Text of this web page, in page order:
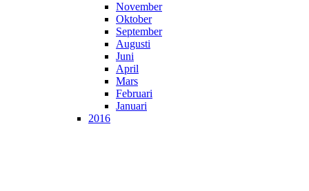
November
Oktober
September
Augusti
Juni
April
Mars
Februari
Januari
2016